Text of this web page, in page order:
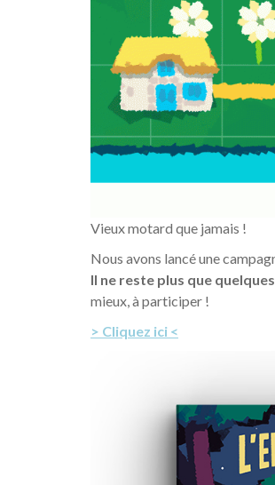
Vieux motard que jamais !
Nous avons lancé une
Il ne reste plus que
mieux, à participer !
> Cliquez ici <